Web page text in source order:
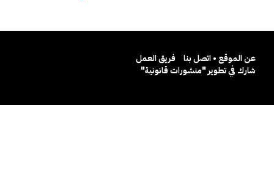
عن الموقع • اتصل بنا
فريق العمل
شارك في تطوير "منشورات قانونية"